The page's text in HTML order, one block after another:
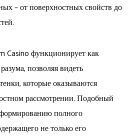
– от поверхностных свойств до
Casino функционирует как
позволяя видеть
которые оказываются
рассмотрении. Подобный
полного
не только его